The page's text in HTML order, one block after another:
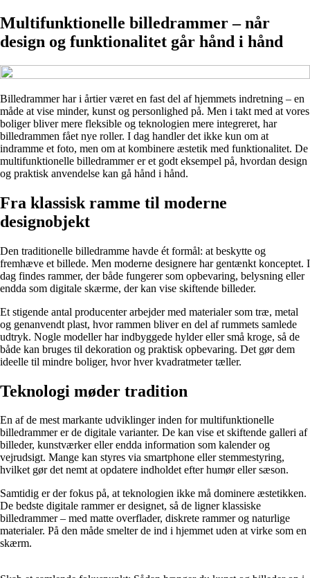
Multifunktionelle billedrammer – når
design og funktionalitet går hånd i hånd
Billedrammer har i årtier været en fast del af hjemmets indretning – en
måde at vise minder, kunst og personlighed på. Men i takt med at vores
boliger bliver mere fleksible og teknologien mere integreret, har
billedrammen fået nye roller. I dag handler det ikke kun om at
indramme et foto, men om at kombinere æstetik med funktionalitet. De
multifunktionelle billedrammer er et godt eksempel på, hvordan design
og praktisk anvendelse kan gå hånd i hånd.
Fra klassisk ramme til moderne
designobjekt
Den traditionelle billedramme havde ét formål: at beskytte og
fremhæve et billede. Men moderne designere har gentænkt konceptet. I
dag findes rammer, der både fungerer som opbevaring, belysning eller
endda som digitale skærme, der kan vise skiftende billeder.
Et stigende antal producenter arbejder med materialer som træ, metal
og genanvendt plast, hvor rammen bliver en del af rummets samlede
udtryk. Nogle modeller har indbyggede hylder eller små kroge, så de
både kan bruges til dekoration og praktisk opbevaring. Det gør dem
ideelle til mindre boliger, hvor hver kvadratmeter tæller.
Teknologi møder tradition
En af de mest markante udviklinger inden for multifunktionelle
billedrammer er de digitale varianter. De kan vise et skiftende galleri af
billeder, kunstværker eller endda information som kalender og
vejrudsigt. Mange kan styres via smartphone eller stemmestyring,
hvilket gør det nemt at opdatere indholdet efter humør eller sæson.
Samtidig er der fokus på, at teknologien ikke må dominere æstetikken.
De bedste digitale rammer er designet, så de ligner klassiske
billedrammer – med matte overflader, diskrete rammer og naturlige
materialer. På den måde smelter de ind i hjemmet uden at virke som en
skærm.